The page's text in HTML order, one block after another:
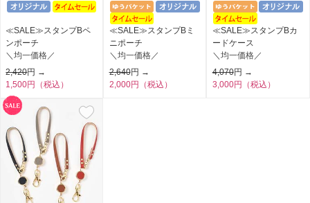
≪SALE≫スタンプBペ
ンポーチ
＼均一価格／
2,420円 →
1,500円（税込）
≪SALE≫スタンプBミ
ニポーチ
＼均一価格／
2,640円 →
2,000円（税込）
≪SALE≫スタンプBカ
ードケース
＼均一価格／
4,070円 →
3,000円（税込）